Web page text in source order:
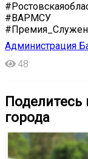
#ВАРМСУ
Администрация
48
города